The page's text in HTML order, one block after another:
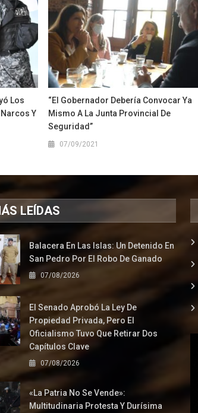
Los
Y
“El Gobernador Debería Convocar Ya
Mismo A La Junta Provincial De
Seguridad”
07/09/2021
LEÍDAS
Balacera En Las Islas: Un Detenido En
San Pedro Por El Robo De Ganado
07/08/2026
El Senado Aprobó La Ley De
Propiedad Privada, Pero El
Oficialismo Tuvo Que Retirar Dos
Capítulos Clave
07/08/2026
«La Patria No Se Vende»:
Multitudinaria Protesta Y Durísima